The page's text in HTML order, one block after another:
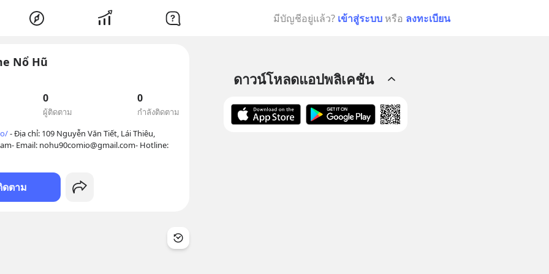
มีบัญชีอยู่แล้ว? เข้าสู่ระบบ หรือ ลงทะเบียน
Nổ Hũ
0
ผู้ติดตาม
0
กำลังติดตาม
- Địa chỉ: 109 Nguyễn Văn Tiết, Lái Thiêu,
Email: nohu90comio@gmail.com- Hotline:
ดตาม
ดาวน์โหลดแอปพลิเคชัน